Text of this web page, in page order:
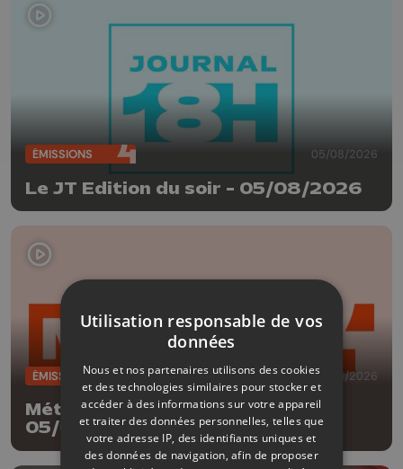
ÉMISSIONS 05/08/2026
Le JT Edition du soir - 05/08/2026
ÉMISSIONS 05/08/2026
Météo Edition de la mi-journée -
05/08/2026
Utilisation responsable de vos
données
Nous et nos partenaires utilisons des cookies
et des technologies similaires pour stocker et
accéder à des informations sur votre appareil
et traiter des données personnelles, telles que
votre adresse IP, des identifiants uniques et
des données de navigation, afin de proposer